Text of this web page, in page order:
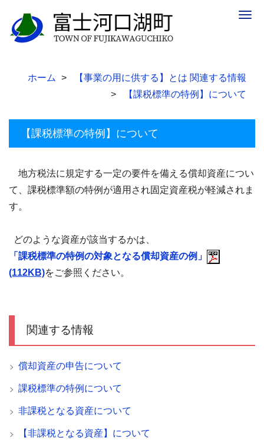
ホーム
【事業の用に供する】とは 関連する情報
【課税標準の特例】について
【課税標準の特例】について
地方税法に規定する一定の要件を備える償却資産につい
て、課税標準額の特例が適用され固定資産税が軽減されま
す。
どのような資産が該当するかは、
「課税標準の特例の対象となる償却資産の例」
(112KB)をご参照ください。
関連する情報
償却資産の申告について
課税標準の特例について
非課税となる資産について
【非課税となる資産】について